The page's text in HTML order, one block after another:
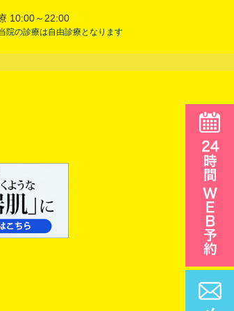
10:00～22:00
院の診療は自由診療となります